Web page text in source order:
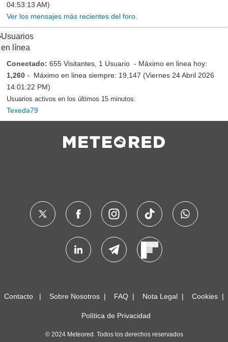
04:53:13 AM)
Ver los mensajes más recientes del foro.
Usuarios
en línea
Conectado: 655 Visitantes, 1 Usuario - Máximo en linea hoy:
1,260 - Máximo en linea siempre: 19,147 (Viernes 24 Abril 2026
14:01:22 PM)
Usuarios activos en los últimos 15 minutos:
Texeda79
Contacto Sobre Nosotros FAQ Nota Legal Cookies
Política de Privacidad
© 2024 Meteored. Todos los derechos reservados